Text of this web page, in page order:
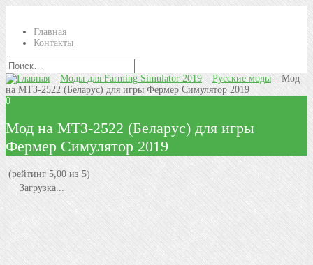
Главная
Контакты
–Моды для Farming Simulator 2019 – Русские моды – Мод
на МТЗ-2522 (Беларус) для игры Фермер Симулятор 2019
0
Мод на МТЗ-2522 (Беларус) для игры
Фермер Симулятор 2019
(рейтинг 5,00 из 5)
Загрузка...